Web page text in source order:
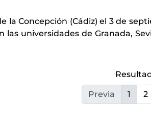
la Concepción (Cádiz) el 3 de
las universidades de Granada,
Previa 1 2